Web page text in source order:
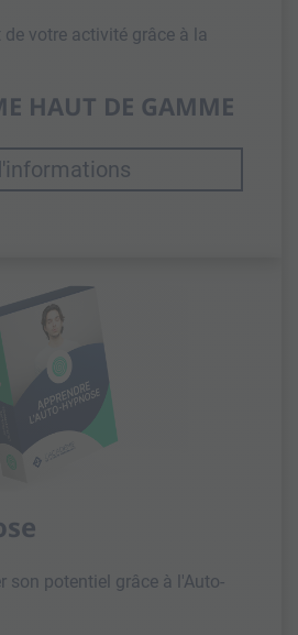
votre activité grâce à la
HAUT DE GAMME
son potentiel grâce à l'Auto-